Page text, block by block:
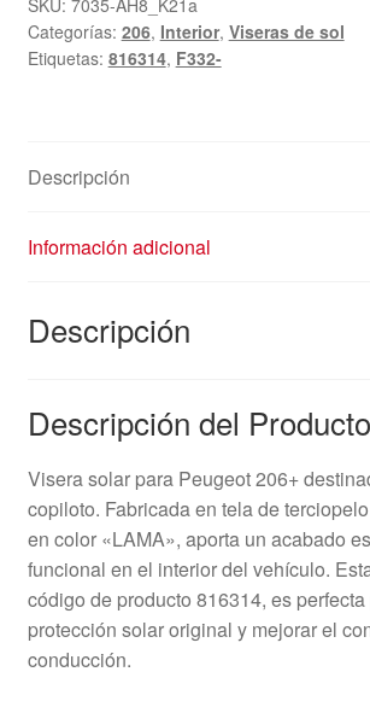
206+
816314
SKU: 7035-AH8_K21a
Categorías: 206, Interior, Viseras de sol
Etiquetas: 816314, F332-
Descripción
Información adicional
Descripción
Descripción del Producto
Visera solar para Peugeot 206+
copiloto. Fabricada en tela de
en color «LAMA», aporta un acabado
funcional en el interior del vehículo.
código de producto 816314, es
protección solar original y mejorar el
conducción.